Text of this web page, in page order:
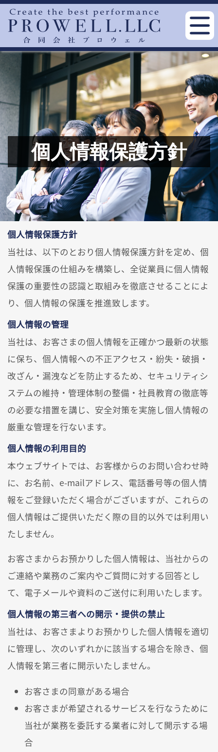
個人情報保護方針
個人情報保護方針
当社は、以下のとおり個人情報保護方針を定め、個
人情報保護の仕組みを構築し、全従業員に個人情報
保護の重要性の認識と取組みを徹底させることによ
り、個人情報の保護を推進致します。
個人情報の管理
当社は、お客さまの個人情報を正確かつ最新の状態
に保ち、個人情報への不正アクセス・紛失・破損・
改ざん・漏洩などを防止するため、セキュリティシ
ステムの維持・管理体制の整備・社員教育の徹底等
の必要な措置を講じ、安全対策を実施し個人情報の
厳重な管理を行ないます。
個人情報の利用目的
本ウェブサイトでは、お客様からのお問い合わせ時
に、お名前、e-mailアドレス、電話番号等の個人情
報をご登録いただく場合がございますが、これらの
個人情報はご提供いただく際の目的以外では利用い
たしません。
お客さまからお預かりした個人情報は、当社からの
ご連絡や業務のご案内やご質問に対する回答とし
て、電子メールや資料のご送付に利用いたします。
個人情報の第三者への開示・提供の禁止
当社は、お客さまよりお預かりした個人情報を適切
に管理し、次のいずれかに該当する場合を除き、個
人情報を第三者に開示いたしません。
お客さまの同意がある場合
お客さまが希望されるサービスを行なうために
当社が業務を委託する業者に対して開示する場
合